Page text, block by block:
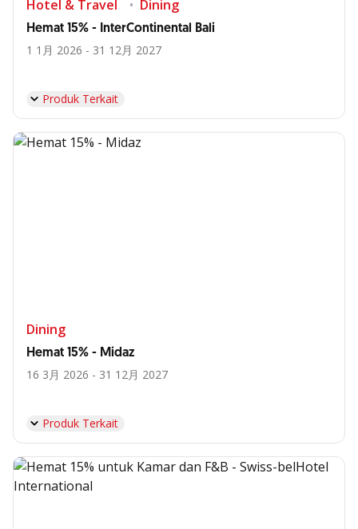
Hotel & Travel Dining
Hemat 15% - InterContinental Bali
1 1月 2026 - 31 12月 2027
Produk Terkait
Dining
Hemat 15% - Midaz
16 3月 2026 - 31 12月 2027
Produk Terkait